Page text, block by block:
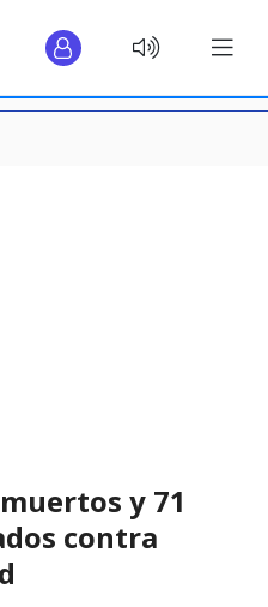
y 71
contra